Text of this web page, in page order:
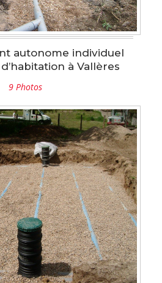
autonome individuel
à Vallères
9 Photos